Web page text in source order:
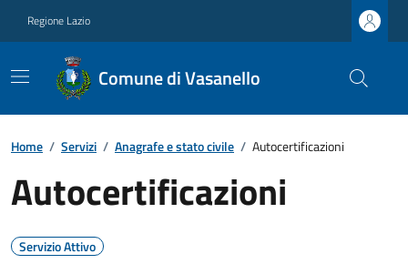
Regione Lazio
Comune di Vasanello
Home / Servizi / Anagrafe e stato civile / Autocertificazioni
Autocertificazioni
Servizio Attivo